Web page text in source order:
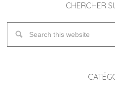
CHERCHER